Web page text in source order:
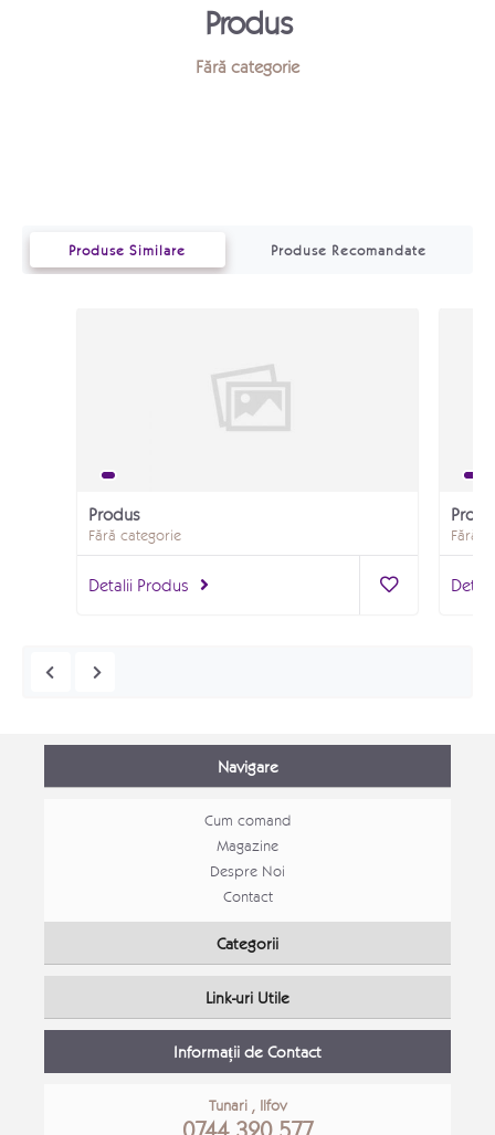
Produs
Fără categorie
Produse Similare Produse Recomandate
Produs
Fără categorie
Detalii Produs
Fără
Mobila tineret Stefan
Navigare
Cum comand
Magazine
Despre Noi
Contact
Categorii
Link-uri Utile
Informații de Contact
Tunari , Ilfov
0744 320 577